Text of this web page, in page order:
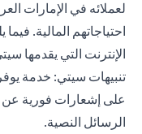
لعملائه في الإمارات
احتياجاتهم المالية.
الإنترنت التي يقدمها
تنبيهات سيتي: خدمة
على إشعارات فورية عن
الرسائل النصية.